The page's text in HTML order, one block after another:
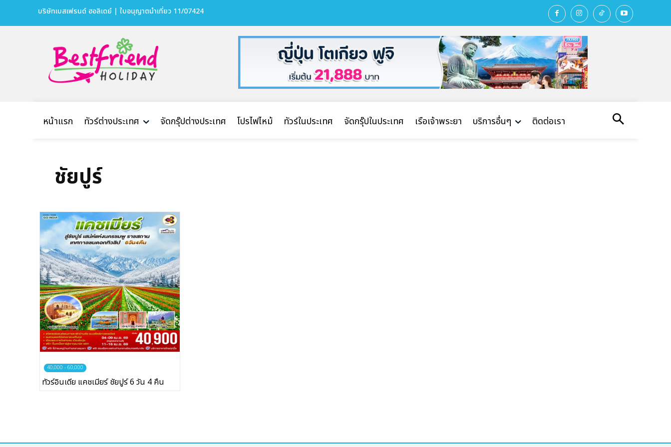
บริษัทเบสเฟรนด์ ฮอลิเดย์
เส้นทางที่ต้องการ
หน้าแรก
ทัวร์ต่างประเทศ
จัดกรุ๊ปต่างประเทศ
บริษัทเบสเฟรนด์ ฮอลิเดย์ | ใบอนุญาตนำเที่ยว 11/07424
หน้าแรก ทัวร์ต่างประเทศ จัดกรุ๊ปต่างประเทศ โปรไฟไหม้ ทัวร์ในประเทศ จัดกรุ๊ปในประเทศ เรือเจ้าพระยา บริการอื่นๆ ติดต่อเรา
ชัยปูร์
40,000 - 60,000
ทัวร์อินเดีย แคชเมียร์ ชัยปูร์ 6 วัน 4 คืน